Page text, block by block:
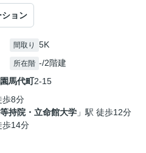
ョン
間取り 5K
所在階 -/2階建
馬代町2-15
歩8分
等持院・立命館大学 」駅 徒歩12分
歩14分